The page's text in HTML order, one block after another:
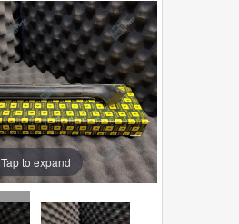
Tap to expand